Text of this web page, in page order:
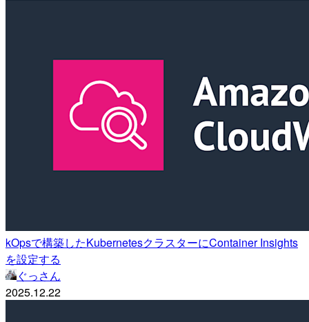
kOpsで構築したKubernetesクラスターにContainer Insights
を設定する
ぐっさん
2025.12.22